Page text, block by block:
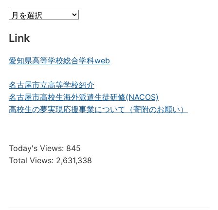
Archive
Link
愛知県高等学校総合学科web
名古屋市立高等学校紹介
名古屋市高校生海外派遣生徒研修(NACOS)
高校生の夢実現応援事業について（寄附のお願い）
Today's Views: 845
Total Views: 2,631,338